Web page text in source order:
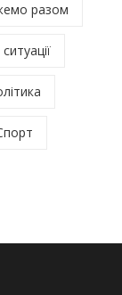
разом